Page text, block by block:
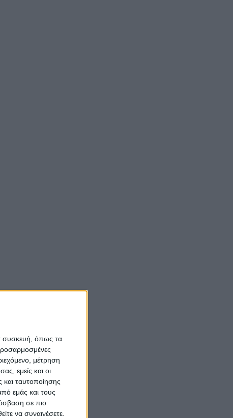
συσκευή, όπως τα
μέτρηση
εμείς και οι
και ταυτοποίησης
εμάς και τους
σε πιο
να συναινέσετε.